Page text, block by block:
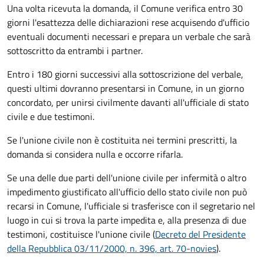
Una volta ricevuta la domanda, il Comune verifica entro 30
giorni l'esattezza delle dichiarazioni rese acquisendo d'ufficio
eventuali documenti necessari e prepara un verbale che sarà
sottoscritto da entrambi i partner.
Entro i 180 giorni successivi alla sottoscrizione del verbale,
questi ultimi dovranno presentarsi in Comune, in un giorno
concordato, per unirsi civilmentedavanti all'ufficiale di stato
civilee due testimoni.
Se l'unione civile non è costituita nei termini prescritti, la
domanda si considera nulla e occorre rifarla.
Se una delle due parti dell'unione civile per infermità o altro
impedimento giustificato all'ufficio dello stato civile non può
recarsi in Comune, l'ufficiale si trasferisce con il segretario nel
luogo in cui si trova la parte impedita e, alla presenza di due
testimoni, costituisce l'unione civile (Decreto del Presidente
della Repubblica 03/11/2000, n. 396, art. 70-novies).